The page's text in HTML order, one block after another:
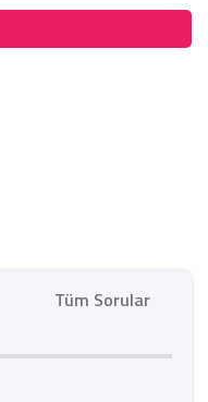
Tüm Sorular